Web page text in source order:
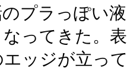
プラっぽい
ってきた。
ッジが立っ